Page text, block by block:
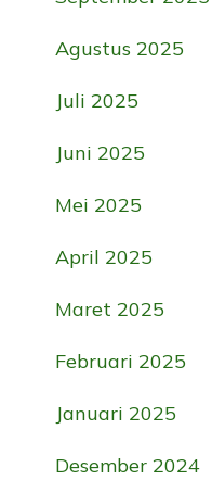
Agustus 2025
Juli 2025
Juni 2025
Mei 2025
April 2025
Maret 2025
Februari 2025
Januari 2025
Desember 2024